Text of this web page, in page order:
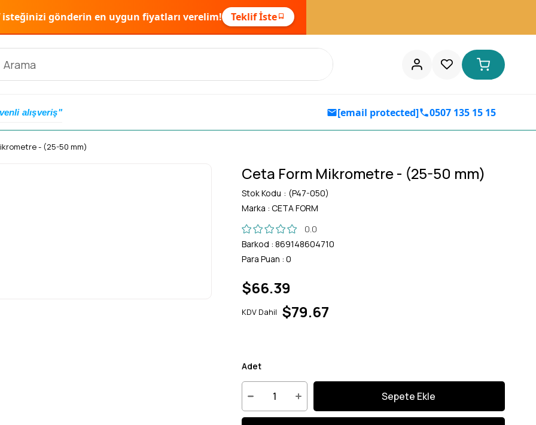
isteğinizi gönderin en uygun fiyatları verelim! Teklif İste
alışveriş" [email protected] 0507 135 15 15
- (25-50 mm)
Ceta Form Mikrometre - (25-50 mm)
Stok Kodu
(P47-050)
Marka : CETA FORM
0.0
Barkod : 869148604710
Para Puan : 0
$66.39
KDV Dahil $79.67
Adet